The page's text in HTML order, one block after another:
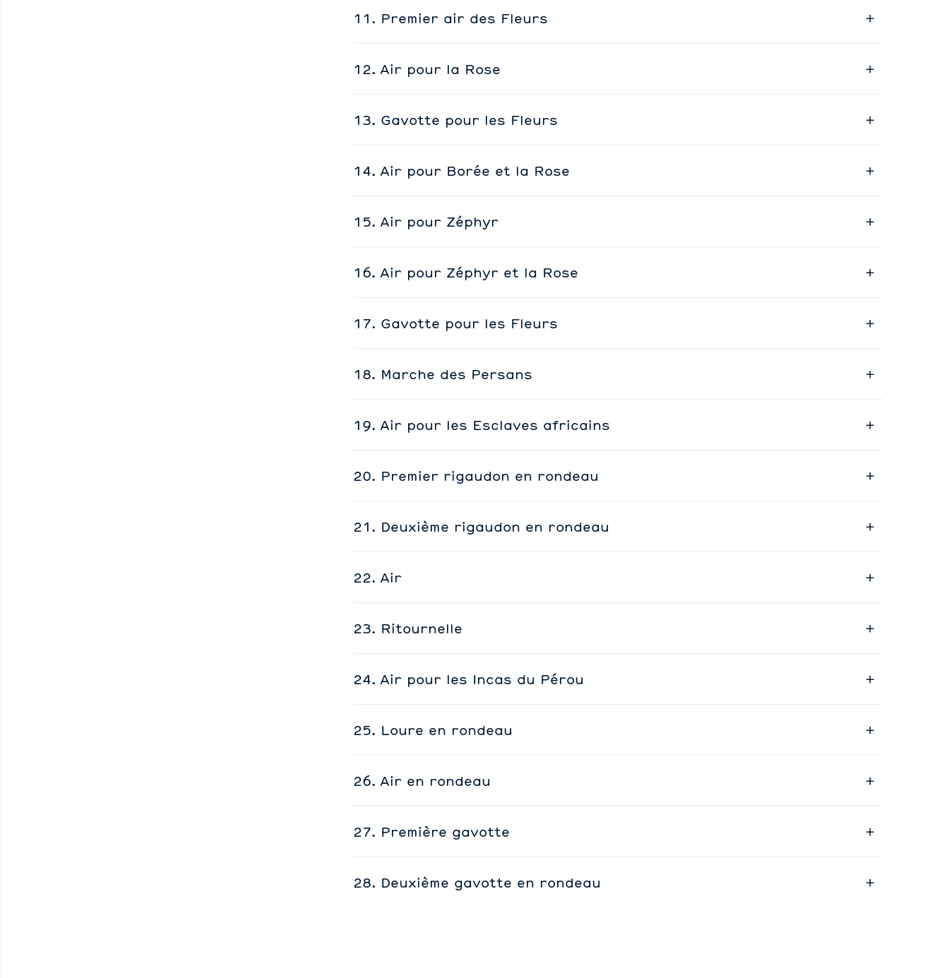
11. Premier air des Fleurs
12. Air pour la Rose
13. Gavotte pour les Fleurs
14. Air pour Borée et la Rose
15. Air pour Zéphyr
16. Air pour Zéphyr et la Rose
17. Gavotte pour les Fleurs
18. Marche des Persans
19. Air pour les Esclaves africains
20. Premier rigaudon en rondeau
21. Deuxième rigaudon en rondeau
22. Air
23. Ritournelle
24. Air pour les Incas du Pérou
25. Loure en rondeau
26. Air en rondeau
27. Première gavotte
28. Deuxième gavotte en rondeau